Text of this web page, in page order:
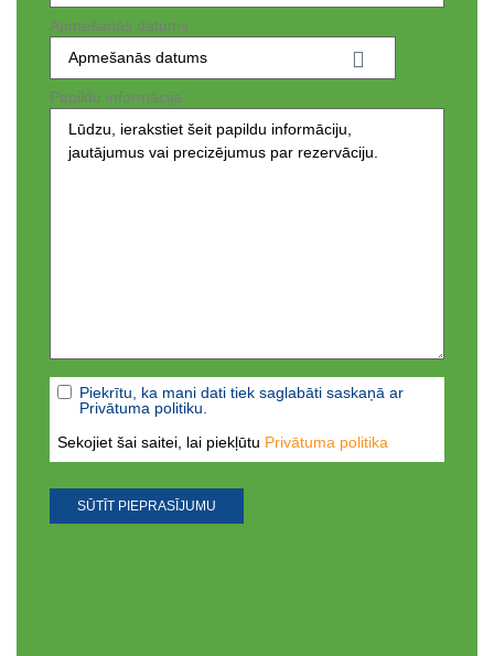
Apmešanās datums
Papildu informācija
Piekrītu, ka mani dati tiek saglabāti saskaņā ar
Privātuma politiku.
Sekojiet šai saitei, lai piekļūtu Privātuma politika
SŪTĪT PIEPRASĪJUMU